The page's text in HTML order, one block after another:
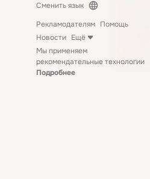
Сменить язык
Рекламодателям Помощь
Новости Ещё
Мы применяем
рекомендательные технологии
Подробнее